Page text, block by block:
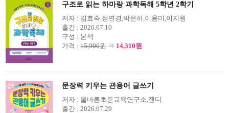
구조로 읽는 하마랑 과학독해 5학년 2학기
저자 : 김효숙,정연경,박은하,이용미,이지원
출간 : 2026.07.10
구성 : 본책
가격 : 15,900원 ⇒ 14,310원
문장력 키우는 관용어 글쓰기
저자 : 올바른초등교육연구소,젠디
출간 : 2026.07.29